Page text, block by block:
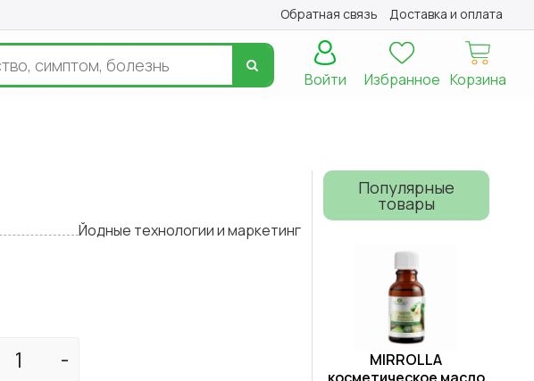
Обратная связь Доставка и оплата
Корзина
Избранное
Войти
Йодные технологии и маркетинг
Популярные
товары
MIRROLLA